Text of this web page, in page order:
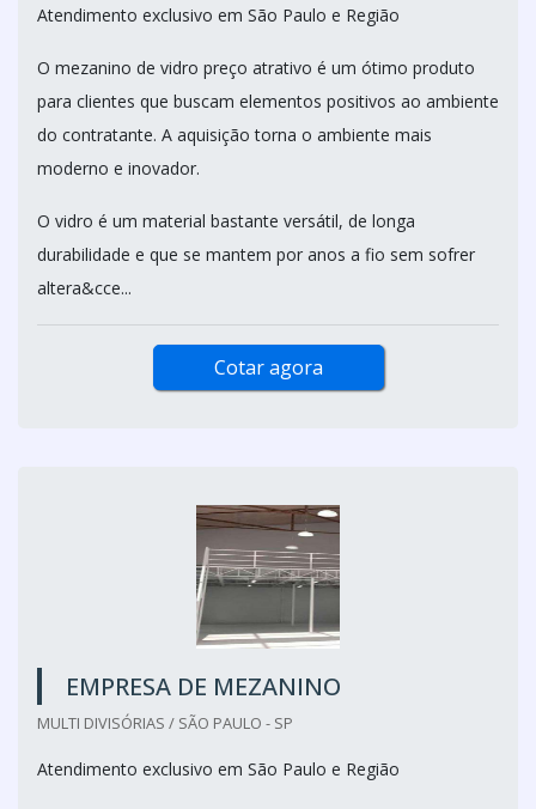
Atendimento exclusivo em São Paulo e Região
O mezanino de vidro preço atrativo é um ótimo produto
para clientes que buscam elementos positivos ao ambiente
do contratante. A aquisição torna o ambiente mais
moderno e inovador.
O vidro é um material bastante versátil, de longa
durabilidade e que se mantem por anos a fio sem sofrer
altera&cce...
Cotar agora
EMPRESA DE MEZANINO
MULTI DIVISÓRIAS / SÃO PAULO - SP
Atendimento exclusivo em São Paulo e Região